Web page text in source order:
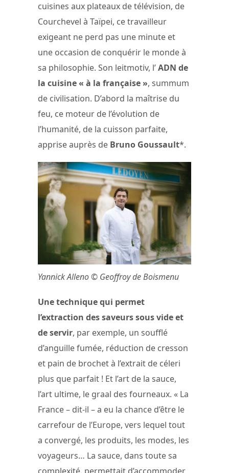
cuisines aux plateaux de télévision, de
Courchevel à Taïpei, ce travailleur
exigeant ne perd pas une minute et
une occasion de conquérir le monde à
sa philosophie. Son leitmotiv, l’ADN de
la cuisine « à la française », summum
de civilisation. D’abord la maîtrise du
feu, ce moteur de l’évolution de
l’humanité, de la cuisson parfaite,
apprise auprès de Bruno Goussault*.
Yannick Alleno © Geoffroy de Boismenu
Une technique qui permet
l’extraction des saveurs sous vide et
de servir, par exemple, un soufflé
d’anguille fumée, réduction de cresson
et pain de brochet à l’extrait de céleri
plus que parfait ! Et l’art de la sauce,
l’art ultime, le graal des fourneaux. « La
France – dit-il – a eu la chance d’être le
carrefour de l’Europe, vers lequel tout
a convergé, les produits, les modes, les
voyageurs… La sauce, dans toute sa